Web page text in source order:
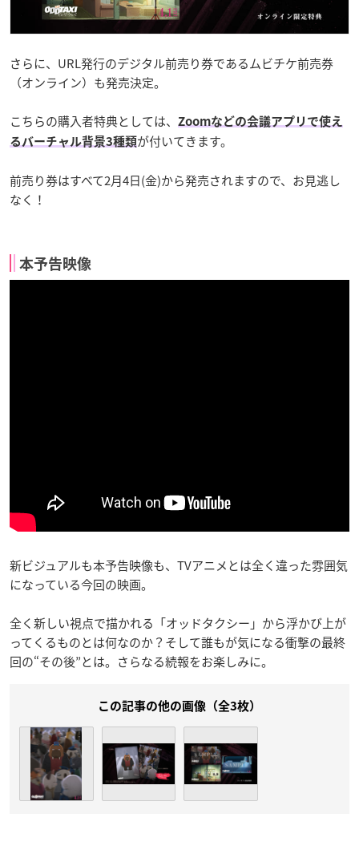
さらに、URL発行のデジタル前売り券であるムビチケ前売券
（オンライン）も発売決定。
こちらの購入者特典としては、
Zoomなどの会議アプリで使え
るバーチャル背景3種類が付いてきます。
前売り券はすべて2月4日(金)から発売されますので、お見逃し
なく！
本予告映像
新ビジュアルも本予告映像も、TVアニメとは全く違った雰囲気
になっている今回の映画。
全く新しい視点で描かれる「オッドタクシー」から浮かび上が
ってくるものとは何なのか？そして誰もが気になる衝撃の最終
回の“その後”とは。さらなる続報をお楽しみに。
この記事の他の画像（全3枚）